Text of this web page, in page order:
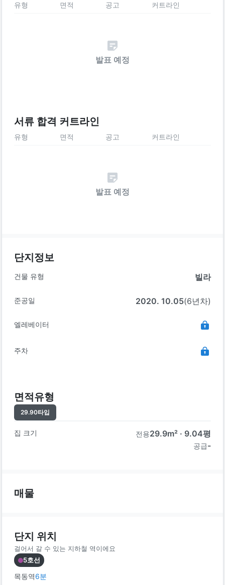
유형 면적 공고 커트라인
발표 예정
서류 합격 커트라인
유형 면적 공고 커트라인
발표 예정
단지정보
건물 유형 빌라
준공일 2020. 10.05(6년차)
엘레베이터
주차
면적유형
29.90타입
집 크기 전용29.9m² · 9.04평
공급-
매물
단지 위치
걸어서 갈 수 있는 지하철 역이에요
5호선
목동역6분